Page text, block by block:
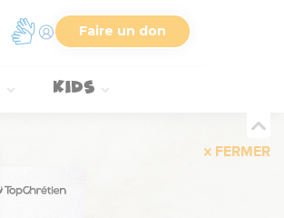
Faire un don
FERMER